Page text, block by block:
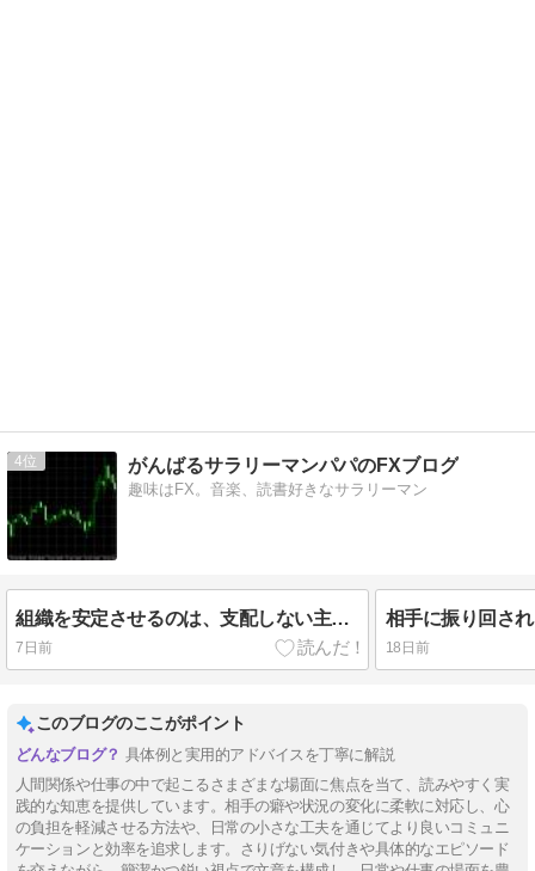
4 がんばるサラリーマンパパのFXブログ
趣味はFX。音楽、読書好きなサラリーマン
組織を安定させるのは、支配しない主導権
7日前
相手に振り回さ
18日前
このブログのここがポイント
具体例と実用的アドバイスを丁寧に解説
人間関係や仕事の中で起こるさまざまな場面に焦点を当て、読みやすく実
践的な知恵を提供しています。相手の癖や状況の変化に柔軟に対応し、心
の負担を軽減させる方法や、日常の小さな工夫を通じてより良いコミュニ
ケーションと効率を追求します。さりげない気付きや具体的なエピソード